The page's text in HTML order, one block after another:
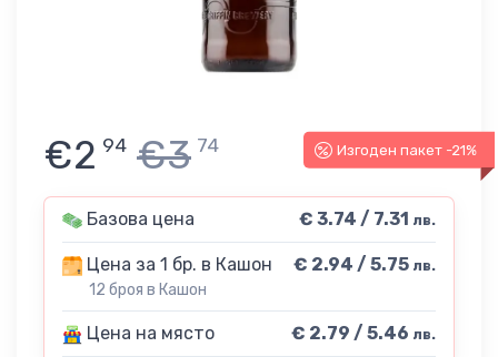
Изгоден пакет -21%
€2 94 €3 74
Базова цена € 3.74 / 7.31 лв.
Цена за 1 бр. в Кашон
12 броя в Кашон
€ 2.94 / 5.75 лв.
Цена на място € 2.79 / 5.46 лв.